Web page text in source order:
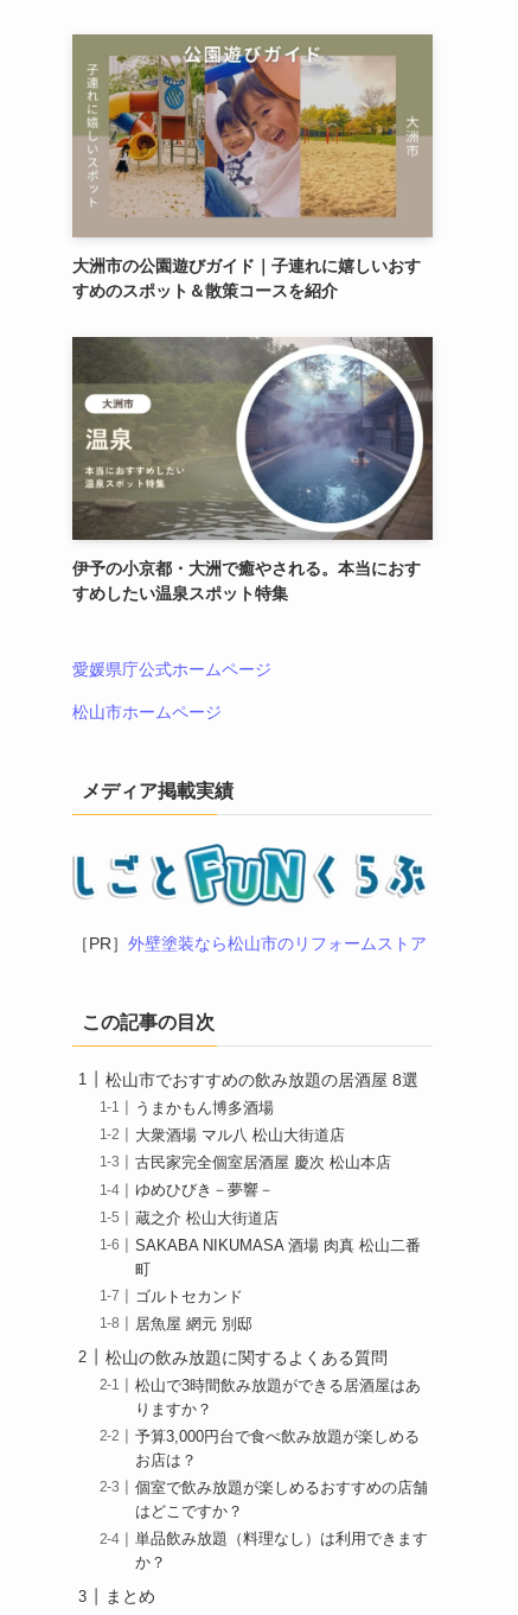
大洲市の公園遊びガイド｜子連れに嬉しいおす
すめのスポット＆散策コースを紹介
伊予の小京都・大洲で癒やされる。本当におす
すめしたい温泉スポット特集
愛媛県庁公式ホームページ
松山市ホームページ
メディア掲載実績
［PR］ 外壁塗装なら松山市のリフォームストア
この記事の目次
松山市でおすすめの飲み放題の居酒屋 8選
うまかもん博多酒場
大衆酒場 マル八 松山大街道店
古民家完全個室居酒屋 慶次 松山本店
ゆめひびき－夢響－
蔵之介 松山大街道店
SAKABA NIKUMASA 酒場 肉真 松山二番
町
ゴルトセカンド
居魚屋 網元 別邸
松山の飲み放題に関するよくある質問
松山で3時間飲み放題ができる居酒屋はあ
りますか？
予算3,000円台で食べ飲み放題が楽しめる
お店は？
個室で飲み放題が楽しめるおすすめの店舗
はどこですか？
単品飲み放題（料理なし）は利用できます
か？
まとめ